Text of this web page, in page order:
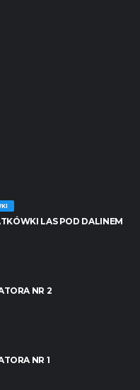
LAS POD DALINEM
NR 2
NR 1